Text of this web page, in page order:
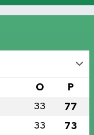
O P
33 77
33 73